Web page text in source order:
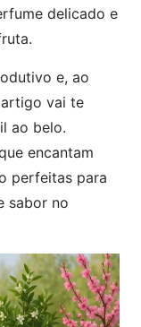
delicado e
e, ao
vai te
ao belo.
encantam
perfeitas para
sabor no